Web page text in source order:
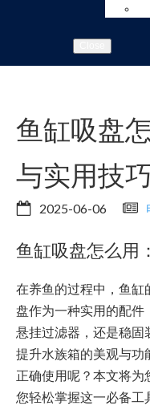
鱼缸吸盘
与实用技巧
2025-06-06
鱼缸吸盘怎么用
在养鱼的过程中，鱼缸
盘作为一种实用的配件
悬挂过滤器，还是稳固
提升水族箱的美观与功
正确使用呢？本文将为
您轻松掌握这一必备工